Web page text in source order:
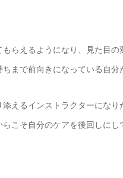
らえるようになり、見た目
まで前向きになっている自分
えるインストラクターになり
こそ自分のケアを後回しに